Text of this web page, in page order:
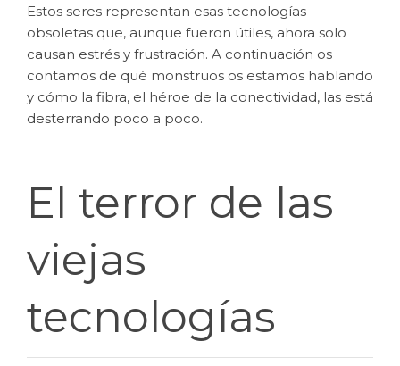
Estos seres representan esas tecnologías
obsoletas que, aunque fueron útiles, ahora solo
causan estrés y frustración. A continuación os
contamos de qué monstruos os estamos hablando
y cómo la fibra, el héroe de la conectividad, las está
desterrando poco a poco.
El terror de las
viejas
tecnologías